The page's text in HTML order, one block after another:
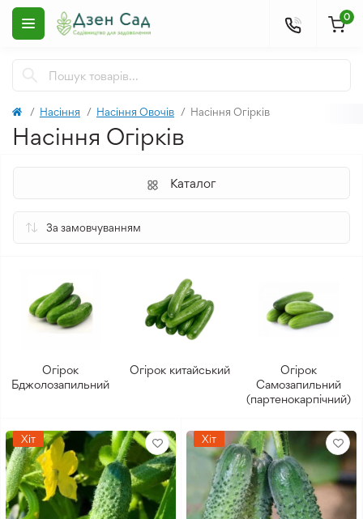
0
Насіння Насіння Овочів Насіння Огірків
Насіння Огірків
Каталог
Огірок
Бджолозапильний
Огірок китайський
Огірок
Самозапильний
(партенокарпічний)
Хіт Хіт